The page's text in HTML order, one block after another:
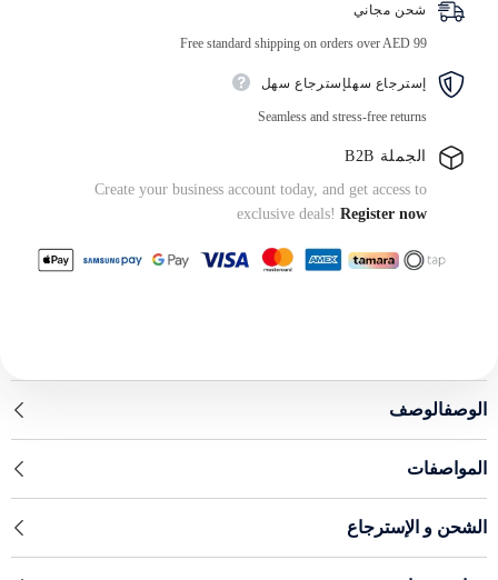
شحن مجاني
Free standard shipping on orders over AED 99
إسترجاع سهلإسترجاع سهل
Seamless and stress-free returns
الجملة B2B
Create your business account today, and get access to
exclusive deals! Register now
الوصفالوصف
المواصفات
الشحن و الإسترجاع